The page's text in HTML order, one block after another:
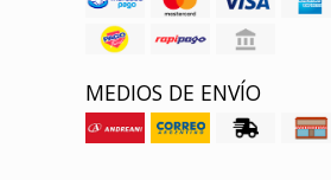
MEDIOS DE ENVÍO